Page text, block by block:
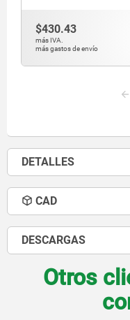
$430.43
más IVA.
más gastos de envío
DETALLES
CAD
DESCARGAS
Otros